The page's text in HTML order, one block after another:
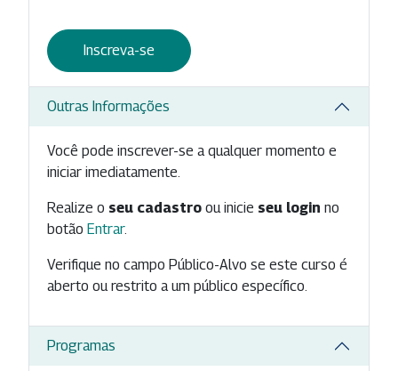
Inscreva-se
Outras Informações
Você pode inscrever-se a qualquer momento e
iniciar imediatamente.
Realize o seu cadastro ou inicie seu login no
botão Entrar.
Verifique no campo Público-Alvo se este curso é
aberto ou restrito a um público específico.
Programas